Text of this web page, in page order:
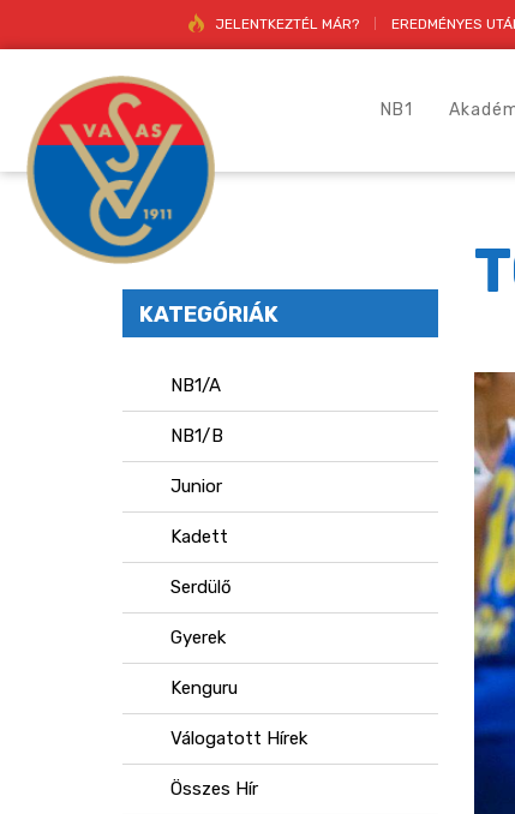
JELENTKEZTÉL MÁR? EREDMÉNYES
NB1
KATEGÓRIÁK
NB1/A
NB1/B
Junior
Kadett
Serdülő
Gyerek
Kenguru
Válogatott Hírek
Összes Hír